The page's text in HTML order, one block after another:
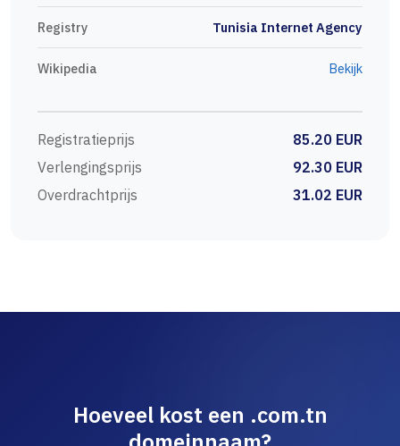
Registry Tunisia Internet Agency
Wikipedia Bekijk
Registratieprijs
85.20 EUR
Verlengingsprijs
92.30 EUR
Overdrachtprijs
31.02 EUR
Hoeveel kost een .com.tn